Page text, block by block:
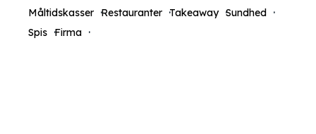
Måltidskasser Restauranter Takeaway Sundhed
Spis Firma